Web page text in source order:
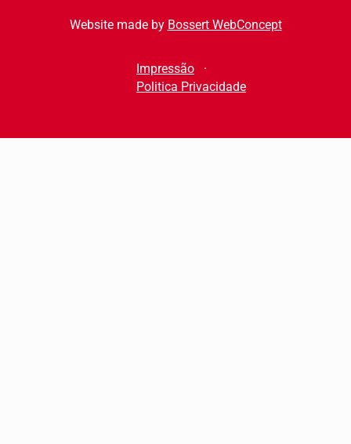
Website made by Bossert WebConcept
Impressão
Politica Privacidade